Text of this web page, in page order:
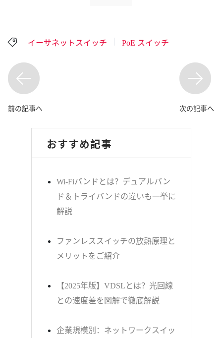
イーサネットスイッチ PoE スイッチ
前の記事へ 次の記事へ
おすすめ記事
Wi-Fiバンドとは？デュアルバン
ド＆トライバンドの違いも一挙に
解説
ファンレススイッチの放熱原理と
メリットをご紹介
【2025年版】VDSLとは？光回線
との速度差を図解で徹底解説
企業規模別：ネットワークスイッ